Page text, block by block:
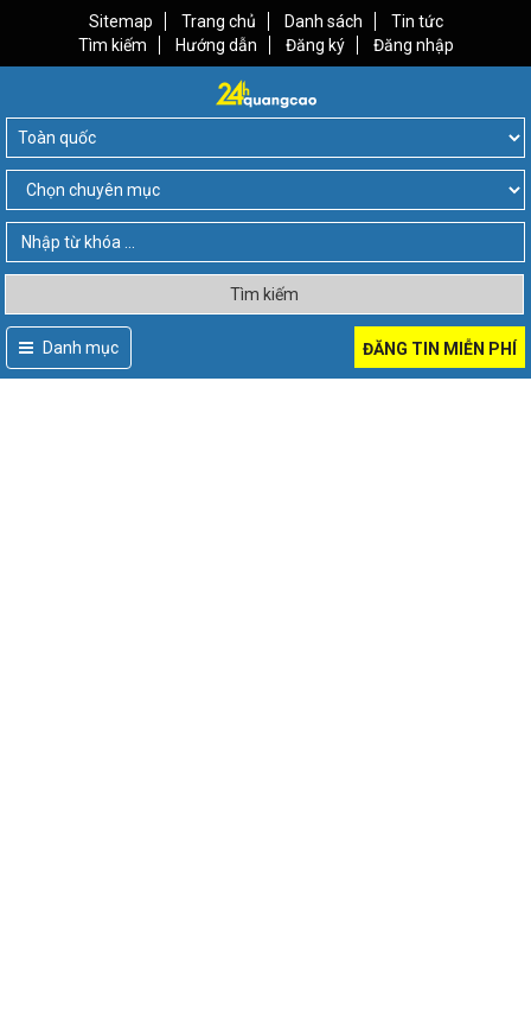
Sitemap Trang chủ Danh sách
Tin tức
Tìm kiếm
Hướng dẫn Đăng ký Đăng nhập
Tìm kiếm
Danh mục ĐĂNG TIN MIỄN PHÍ